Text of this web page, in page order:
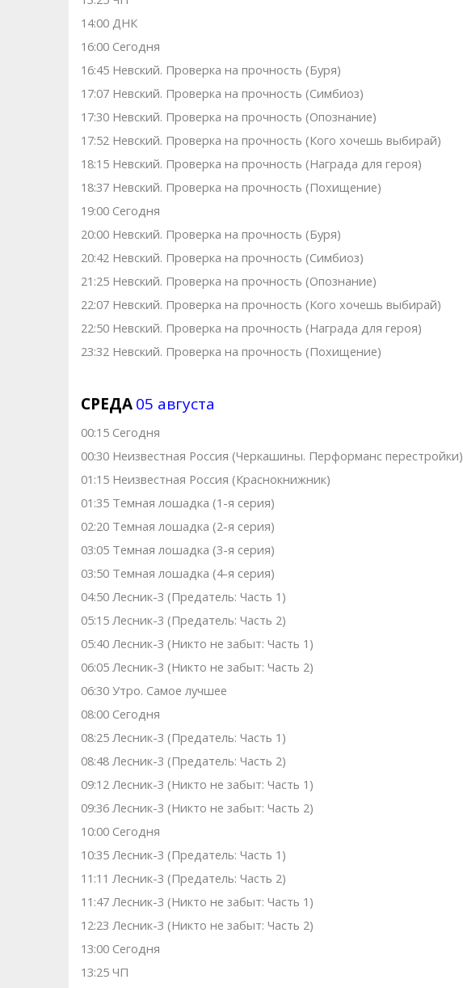
14:00 ДНК
16:00 Сегодня
16:45 Невский. Проверка на прочность (Буря)
17:07 Невский. Проверка на прочность (Симбиоз)
17:30 Невский. Проверка на прочность (Опознание)
17:52 Невский. Проверка на прочность (Кого хочешь выбирай)
18:15 Невский. Проверка на прочность (Награда для героя)
18:37 Невский. Проверка на прочность (Похищение)
19:00 Сегодня
20:00 Невский. Проверка на прочность (Буря)
20:42 Невский. Проверка на прочность (Симбиоз)
21:25 Невский. Проверка на прочность (Опознание)
22:07 Невский. Проверка на прочность (Кого хочешь выбирай)
22:50 Невский. Проверка на прочность (Награда для героя)
23:32 Невский. Проверка на прочность (Похищение)
СРЕДА05 августа
00:15 Сегодня
00:30 Неизвестная Россия (Черкашины. Перформанс перестройки)
01:15 Неизвестная Россия (Краснокнижник)
01:35 Темная лошадка (1-я серия)
02:20 Темная лошадка (2-я серия)
03:05 Темная лошадка (3-я серия)
03:50 Темная лошадка (4-я серия)
04:50 Лесник-3 (Предатель: Часть 1)
05:15 Лесник-3 (Предатель: Часть 2)
05:40 Лесник-3 (Никто не забыт: Часть 1)
06:05 Лесник-3 (Никто не забыт: Часть 2)
06:30 Утро. Самое лучшее
08:00 Сегодня
08:25 Лесник-3 (Предатель: Часть 1)
08:48 Лесник-3 (Предатель: Часть 2)
09:12 Лесник-3 (Никто не забыт: Часть 1)
09:36 Лесник-3 (Никто не забыт: Часть 2)
10:00 Сегодня
10:35 Лесник-3 (Предатель: Часть 1)
11:11 Лесник-3 (Предатель: Часть 2)
11:47 Лесник-3 (Никто не забыт: Часть 1)
12:23 Лесник-3 (Никто не забыт: Часть 2)
13:00 Сегодня
13:25 ЧП